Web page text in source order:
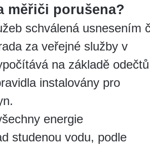
měřiči porušena?
schválená usnesením
za veřejné služby v
na základě odečtů
instalovány pro
energie
studenou vodu, podle